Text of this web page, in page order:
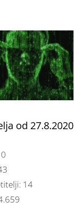
od 27.8.2020
0
14